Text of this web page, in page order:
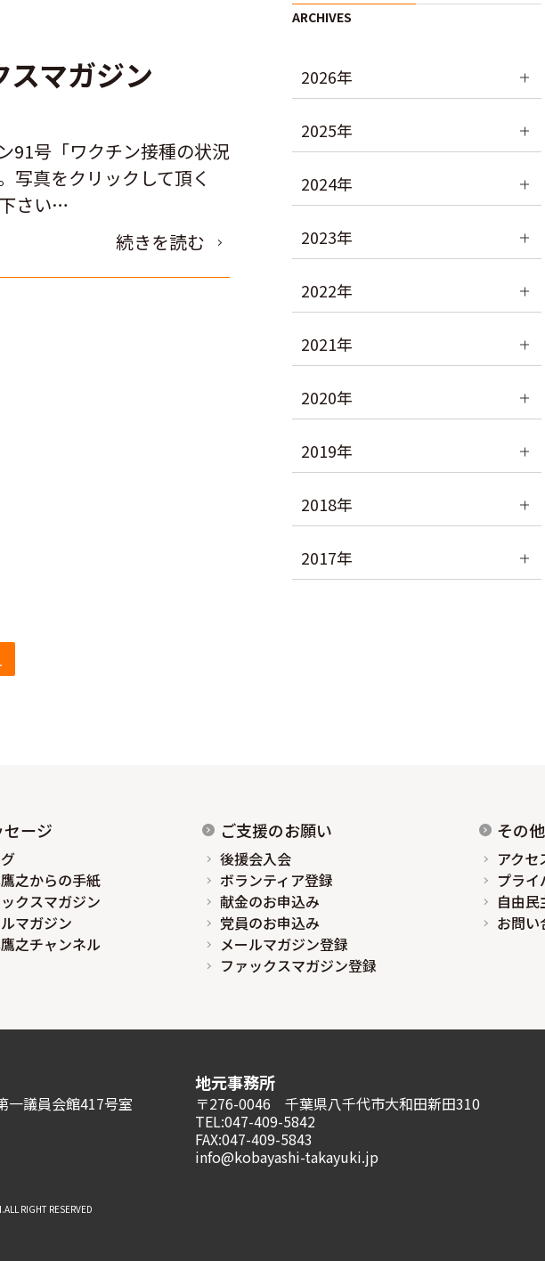
マガジン
91号「ワクチン接種の状況
写真をクリックして頂く
さい…
続きを読む
2026年
2025年
2024年
2023年
2022年
2021年
2020年
2019年
2018年
2017年
セージ
之からの手紙
クスマガジン
マガジン
之チャンネル
ご支援のお願い
後援会入会
ボランティア登録
献金のお申込み
党員のお申込み
メールマガジン登録
ファックスマガジン登録
その他
アクセ
プラ
自由民
お問い
一議員会館417号室
地元事務所
〒276-0046 千葉県八千代市大和田新田310
TEL:047-409-5842
FAX:047-409-5843
info@kobayashi-takayuki.jp
RIGHT RESERVED